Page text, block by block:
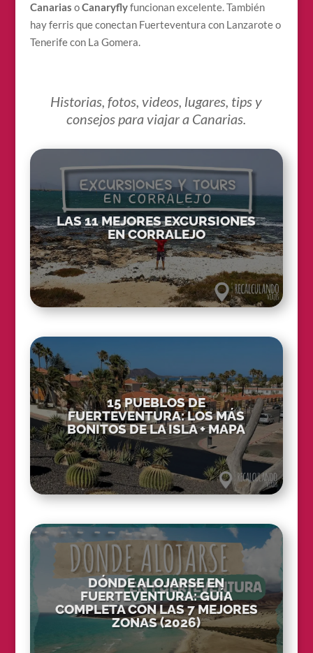
Canarias oCanaryflyfuncionan excelente. También
hay ferris que conectan Fuerteventura con Lanzarote o
Tenerife con La Gomera.
Historias, fotos, videos, lugares, tips y
consejos para viajar a Canarias.
LAS 11 MEJORES EXCURSIONES
EN CORRALEJO
15 PUEBLOS DE
FUERTEVENTURA: LOS MÁS
BONITOS DE LA ISLA + MAPA
DÓNDE ALOJARSE EN
FUERTEVENTURA: GUÍA
COMPLETA CON LAS 7 MEJORES
ZONAS (2026)